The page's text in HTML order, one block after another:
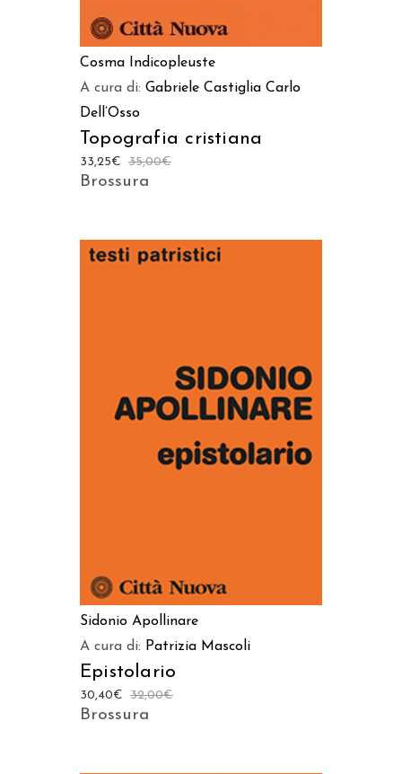
Cosma Indicopleuste
A cura di: Gabriele Castiglia Carlo
Dell’Osso
Topografia cristiana
35,00€
33,25€
Brossura
AGGIUNGI AL CARRELLO
Sidonio Apollinare
A cura di: Patrizia Mascoli
Epistolario
32,00€
30,40€
Brossura